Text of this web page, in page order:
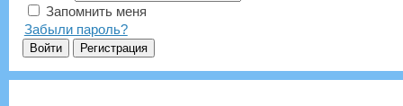
Запомнить меня
Забыли пароль?